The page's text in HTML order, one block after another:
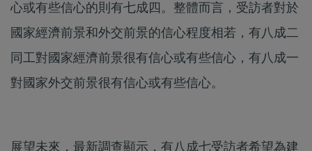
心或有些信心的則有七成四。整體而言，受訪者對於
國家經濟前景和外交前景的信心程度相若，有八成二
同工對國家經濟前景很有信心或有些信心，有八成一
對國家外交前景很有信心或有些信心。
展望未來，最新調查顯示，有八成七受訪者希望為建